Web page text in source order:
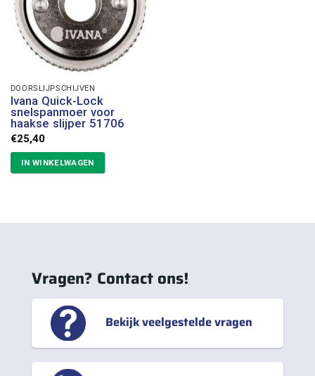
DOORSLIJPSCHIJVEN
Ivana Quick-Lock
snelspanmoer voor
haakse slijper 51706
€25,40
IN WINKELWAGEN
Vragen? Contact ons!
Bekijk veelgestelde vragen